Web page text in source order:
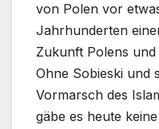
von Polen vor
Jahrhunderten
Zukunft Polens
Ohne Sobieski und
Vormarsch des
gäbe es heute